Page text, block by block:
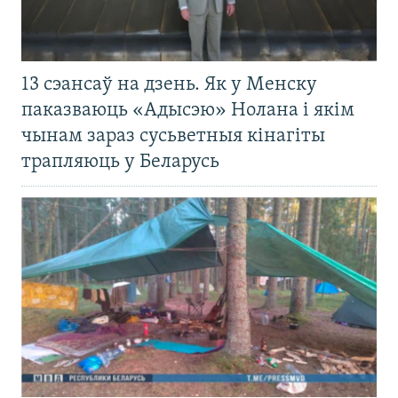
13 сэансаў на дзень. Як у Менску
паказваюць «Адысэю» Нолана і якім
чынам зараз сусьветныя кінагіты
трапляюць у Беларусь